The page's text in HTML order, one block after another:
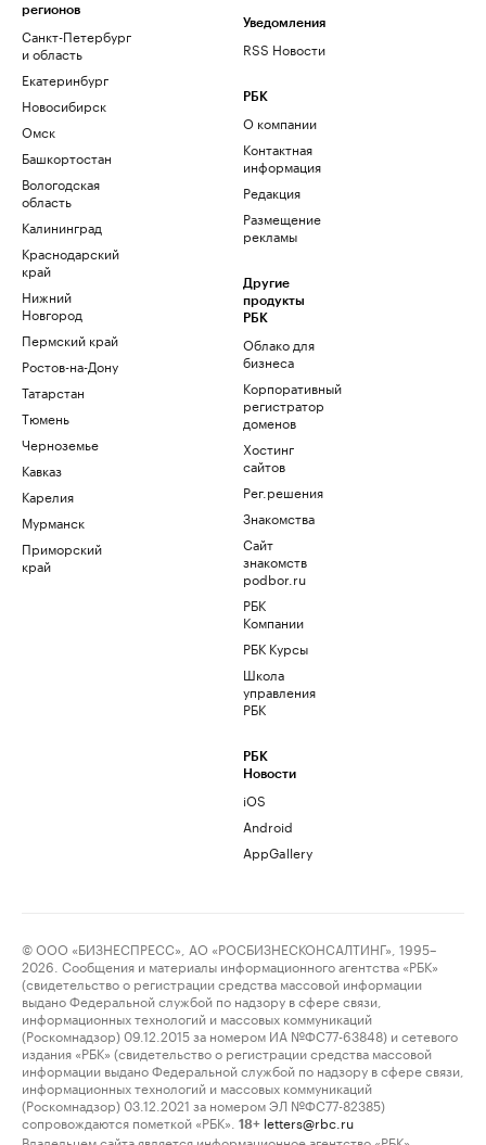
регионов
Санкт-Петербург
и область
Екатеринбург
Новосибирск
Омск
Башкортостан
Вологодская
область
Калининград
Краснодарский
край
Нижний
Новгород
Пермский край
Ростов-на-Дону
Татарстан
Тюмень
Черноземье
Кавказ
Карелия
Мурманск
Приморский
край
Уведомления
RSS Новости
РБК
О компании
Контактная
информация
Редакция
Размещение
рекламы
Другие
продукты
РБК
Облако для
бизнеса
Корпоративный
регистратор
доменов
Хостинг
сайтов
Рег.решения
Знакомства
Сайт
знакомств
podbor.ru
РБК
Компании
РБК Курсы
Школа
управления
РБК
РБК
Новости
iOS
Android
AppGallery
© ООО «БИЗНЕСПРЕСС», АО «РОСБИЗНЕСКОНСАЛТИНГ», 1995–
2026. Сообщения и материалы информационного агентства «РБК»
(свидетельство о регистрации средства массовой информации
выдано Федеральной службой по надзору в сфере связи,
информационных технологий и массовых коммуникаций
(Роскомнадзор) 09.12.2015 за номером ИА №ФС77-63848) и сетевого
издания «РБК» (свидетельство о регистрации средства массовой
информации выдано Федеральной службой по надзору в сфере связи,
информационных технологий и массовых коммуникаций
(Роскомнадзор) 03.12.2021 за номером ЭЛ №ФС77-82385)
сопровождаются пометкой «РБК».
18+ letters@rbc.ru